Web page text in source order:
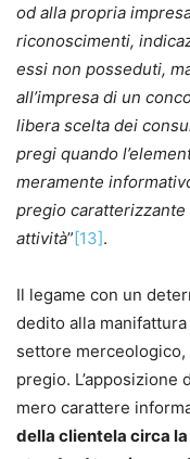
od alla propria
riconoscimenti,
essi non posseduti,
all’impresa di un
libera scelta dei
pregi quando
meramente
pregio caratterizzante
attività”[13].
Il legame con un
dedito alla
settore
pregio.
mero carattere
della clientela circa